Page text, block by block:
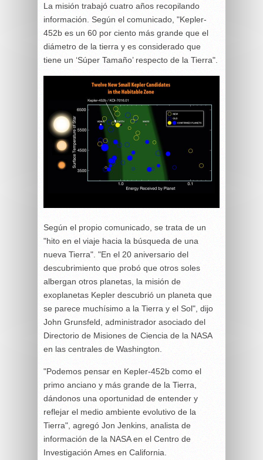
La misión trabajó cuatro años recopilando
información. Según el comunicado, "Kepler-
452b es un 60 por ciento más grande que el
diámetro de la tierra y es considerado que
tiene un ‘Súper Tamaño’ respecto de la Tierra".
Según el propio comunicado, se trata de un
"hito en el viaje hacia la búsqueda de una
nueva Tierra". "En el 20 aniversario del
descubrimiento que probó que otros soles
albergan otros planetas, la misión de
exoplanetas Kepler descubrió un planeta que
se parece muchísimo a la Tierra y el Sol", dijo
John Grunsfeld, administrador asociado del
Directorio de Misiones de Ciencia de la NASA
en las centrales de Washington.
"Podemos pensar en Kepler-452b como el
primo anciano y más grande de la Tierra,
dándonos una oportunidad de entender y
reflejar el medio ambiente evolutivo de la
Tierra", agregó Jon Jenkins, analista de
información de la NASA en el Centro de
Investigación Ames en California.